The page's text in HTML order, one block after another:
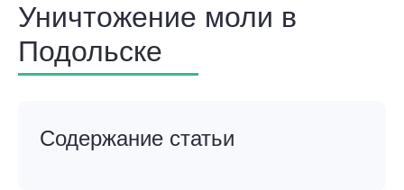
Уничтожение моли в
Подольске
Содержание статьи